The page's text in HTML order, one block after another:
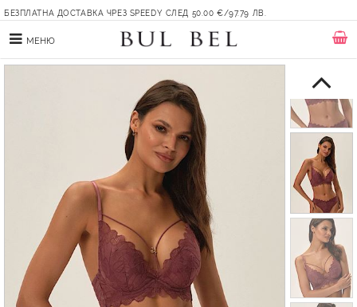
БЕЗПЛАТНА ДОСТАВКА ЧРЕЗ SPEEDY СЛЕД 50.00 €/97.79 ЛВ.
МЕНЮ